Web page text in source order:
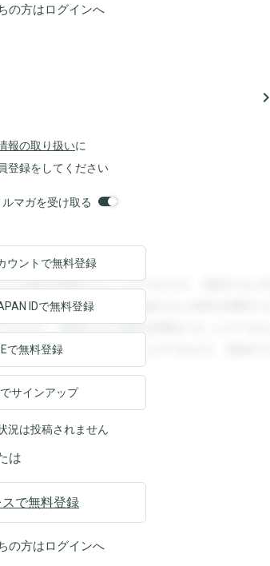
の方はログインへ
navigate_next
報の取り扱いに
登録をしてください
マガを受け取る
と回答を閲覧することができます。登録すると回
することができます。登録すると回答を閲覧する
きます。登録すると回答を閲覧することができま
すると回答を閲覧することができます。登録する
ウントで無料登録
IDで無料登録
で無料登録
サインアップ
況は投稿されません
は
で無料登録
の方はログインへ